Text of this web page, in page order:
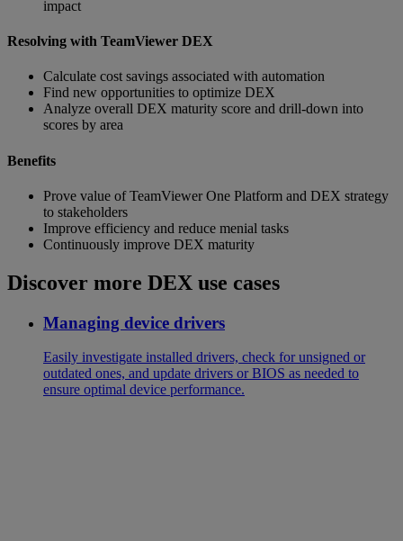
impact
Resolving with TeamViewer DEX
Calculate cost savings associated with automation
Find new opportunities to optimize DEX
Analyze overall DEX maturity score and drill-down into
scores by area
Benefits
Prove value of TeamViewer One Platform and DEX strategy
to stakeholders
Improve efficiency and reduce menial tasks
Continuously improve DEX maturity
Discover more DEX use cases
Managing device drivers
Easily investigate installed drivers, check for unsigned or
outdated ones, and update drivers or BIOS as needed to
ensure optimal device performance.